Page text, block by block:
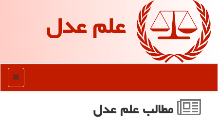
علم عدل
منو
مطالب علم عدل